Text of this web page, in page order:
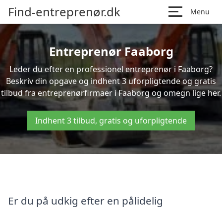
Find-entreprenør.dk Menu
Entreprenør Faaborg
Leder du efter en professionel entreprenør i Faaborg?
Beskriv din opgave og indhent 3 uforpligtende og gratis
tilbud fra entreprenørfirmaer i Faaborg og omegn lige her.
Indhent 3 tilbud, gratis og uforpligtende
Er du på udkig efter en pålidelig